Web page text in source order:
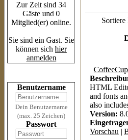
Zur Zeit sind 34
Gäste und 0
Mitglied(er) online.
Sie sind ein Gast. Sie
können sich hier
anmelden
Benutzername
Dein Benutzername
(max. 25 Zeichen)
Passwort
HTML
and fonts
also
Version:
Vorschau |